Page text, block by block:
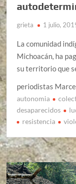
grieta 1 julio,
La comunidad
Michoacán, ha
su territorio que
periodistas
autonomia
desaparecidos
resistencia